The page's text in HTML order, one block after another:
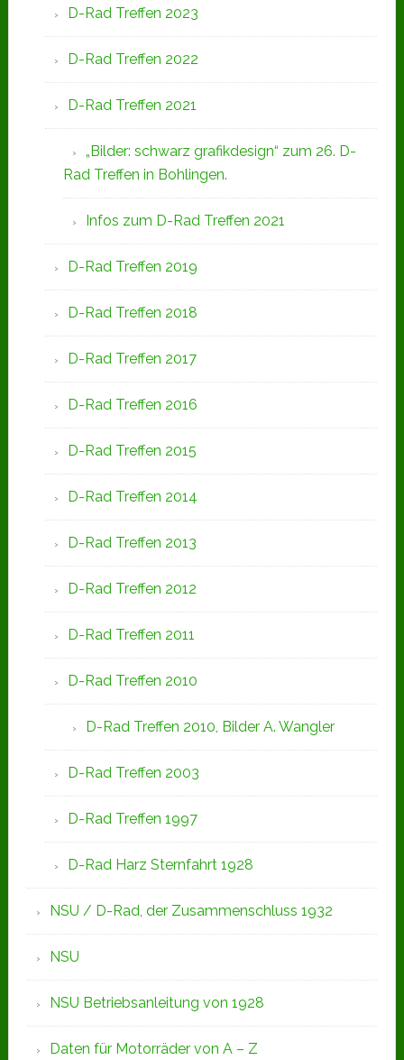
D-Rad Treffen 2023
D-Rad Treffen 2022
D-Rad Treffen 2021
„Bilder: schwarz grafikdesign“ zum 26. D-
Rad Treffen in Bohlingen.
Infos zum D-Rad Treffen 2021
D-Rad Treffen 2019
D-Rad Treffen 2018
D-Rad Treffen 2017
D-Rad Treffen 2016
D-Rad Treffen 2015
D-Rad Treffen 2014
D-Rad Treffen 2013
D-Rad Treffen 2012
D-Rad Treffen 2011
D-Rad Treffen 2010
D-Rad Treffen 2010, Bilder A. Wangler
D-Rad Treffen 2003
D-Rad Treffen 1997
D-Rad Harz Sternfahrt 1928
NSU / D-Rad, der Zusammenschluss 1932
NSU
NSU Betriebsanleitung von 1928
Daten für Motorräder von A – Z